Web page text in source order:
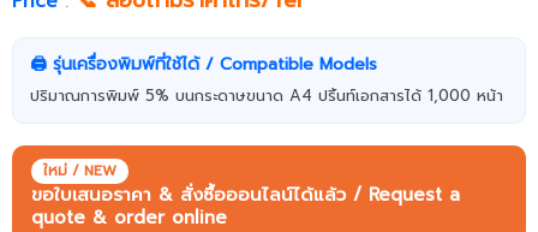
🖨️ รุ่นเครื่องพิมพ์ที่ใช้ได้ / Compatible Models
ปริมาณการพิมพ์ 5% บนกระดาษขนาด A4 ปริ้นท์เอกสารได้ 1,000 หน้า
ใหม่ / NEW
ขอใบเสนอราคา & สั่งซื้อออนไลน์ได้แล้ว / Request a
quote & order online